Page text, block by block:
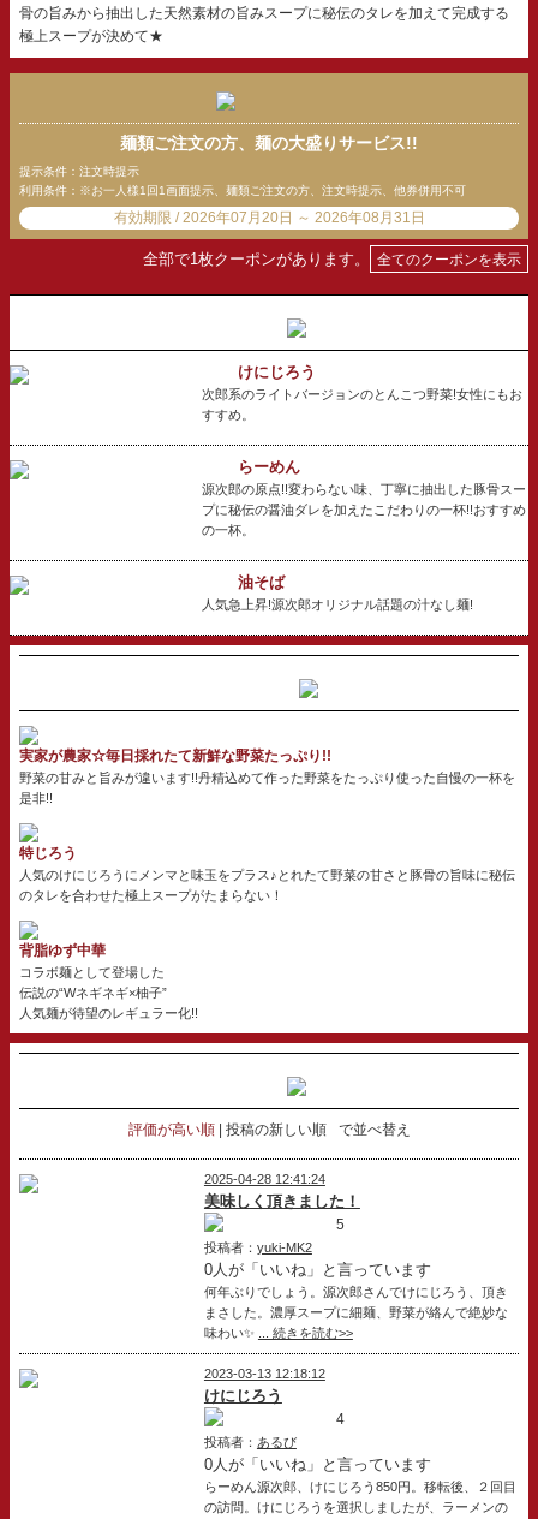
骨の旨みから抽出した天然素材の旨みスープに秘伝のタレを加えて完成する
極上スープが決めて★
麺類ご注文の方、麺の大盛りサービス!!
提示条件：注文時提示
利用条件：※お一人様1回1画面提示、麺類ご注文の方、注文時提示、他券併用不可
有効期限 / 2026年07月20日 ～ 2026年08月31日
全部で1枚クーポンがあります。 全てのクーポンを表示
けにじろう
次郎系のライトバージョンのとんこつ野菜!女性にもお
すすめ。
らーめん
源次郎の原点!!変わらない味、丁寧に抽出した豚骨スー
プに秘伝の醤油ダレを加えたこだわりの一杯!!おすすめ
の一杯。
油そば
人気急上昇!源次郎オリジナル話題の汁なし麺!
実家が農家☆毎日採れたて新鮮な野菜たっぷり!!
野菜の甘みと旨みが違います!!丹精込めて作った野菜をたっぷり使った自慢の一杯を
是非!!
特じろう
人気のけにじろうにメンマと味玉をプラス♪とれたて野菜の甘さと豚骨の旨味に秘伝
のタレを合わせた極上スープがたまらない！
背脂ゆず中華
コラボ麺として登場した
伝説の“Wネギネギ×柚子”
人気麺が待望のレギュラー化!!
評価が高い順 投稿の新しい順 で並べ替え
2025-04-28 12:41:24
美味しく頂きました！
5
投稿者： yuki-MK2
0人が「いいね」と言っています
何年ぶりでしょう。源次郎さんでけにじろう、頂き
まさした。濃厚スープに細麺、野菜が絡んで絶妙な
味わい✨
... 続きを読む>>
2023-03-13 12:18:12
けにじろう
4
投稿者： あるび
0人が「いいね」と言っています
らーめん源次郎、けにじろう850円。移転後、２回目
の訪問。けにじろうを選択しましたが、ラーメンの